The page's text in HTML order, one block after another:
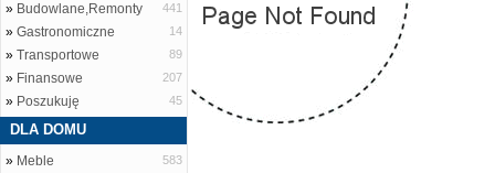
» Budowlane,Remonty 441
» Gastronomiczne 14
» Transportowe 89
» Finansowe 207
» Poszukuję 45
DLA DOMU
» Meble 583